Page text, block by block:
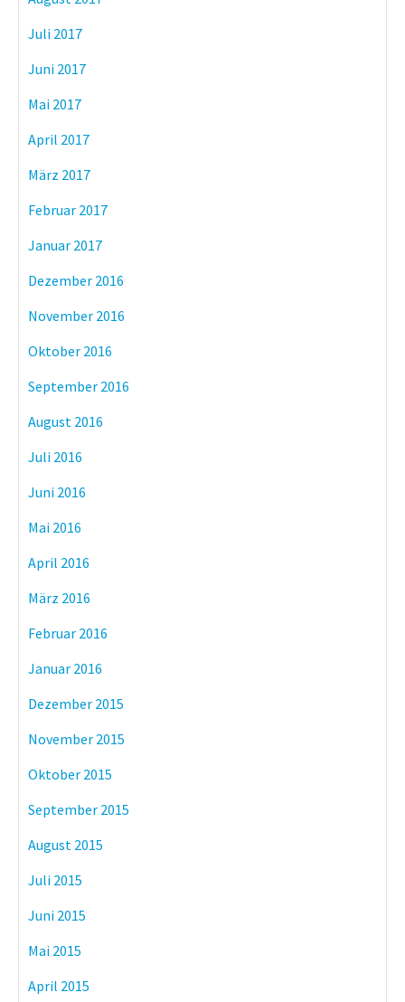
Juli 2017
Juni 2017
Mai 2017
April 2017
März 2017
Februar 2017
Januar 2017
Dezember 2016
November 2016
Oktober 2016
September 2016
August 2016
Juli 2016
Juni 2016
Mai 2016
April 2016
März 2016
Februar 2016
Januar 2016
Dezember 2015
November 2015
Oktober 2015
September 2015
August 2015
Juli 2015
Juni 2015
Mai 2015
April 2015